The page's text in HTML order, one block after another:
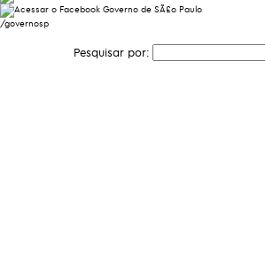
/governosp
Pesquisar por: